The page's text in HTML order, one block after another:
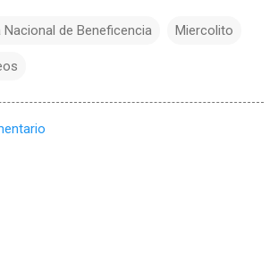
Nacional de Beneficencia Miercolito